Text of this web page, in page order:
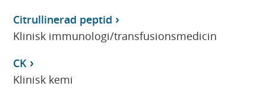
Citrullinerad peptid
Klinisk immunologi/transfusionsmedicin
CK
Klinisk kemi